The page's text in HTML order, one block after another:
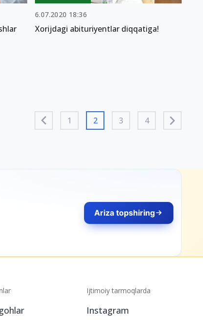
6.07.2020 18:36
Xorijdagi abituriyentlar diqqatiga!
1 2 3 4
Ariza topshiring
Ijtimoiy tarmoqlarda
Instagram